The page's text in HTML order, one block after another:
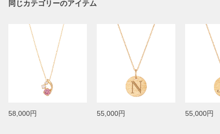
同じカテゴリーのアイテム
58,000円 55,000円 55,000円